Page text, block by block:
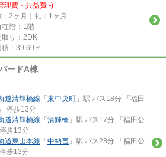
理費・共益費 -)
：2ヶ月｜礼：1ヶ月
在階：1階
取り：2DK
積：39.69㎡
ードA棟
道清輝橋線 「 東中央町 」駅 バス18分 「福田
停歩13分
道清輝橋線 「 清輝橋 」駅 バス17分 「福田公
歩13分
道東山本線 「 中納言 」駅 バス28分 「福田公
歩13分